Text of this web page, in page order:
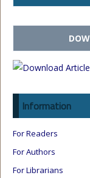
Information
For Readers
For Authors
For Librarians